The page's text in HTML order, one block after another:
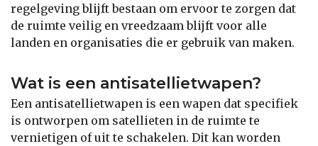
regelgeving blijft bestaan om ervoor te zorgen dat
de ruimte veilig en vreedzaam blijft voor alle
landen en organisaties die er gebruik van maken.
Wat is een antisatellietwapen?
Een antisatellietwapen is een wapen dat specifiek
is ontworpen om satellieten in de ruimte te
vernietigen of uit te schakelen. Dit kan worden